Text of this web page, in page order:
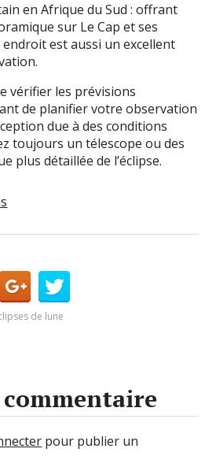
en Afrique du Sud : offrant
sur Le Cap et ses
est aussi un excellent
vérifier les prévisions
de planifier votre observation
due à des conditions
toujours un télescope ou des
plus détaillée de l’éclipse.
de lune
pour publier un